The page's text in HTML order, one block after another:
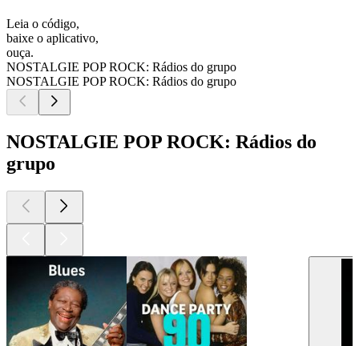
Leia o código,
baixe o aplicativo,
ouça.
NOSTALGIE POP ROCK: Rádios do grupo
NOSTALGIE POP ROCK: Rádios do grupo
NOSTALGIE POP ROCK: Rádios do
grupo